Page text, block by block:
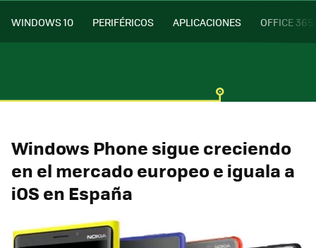
WINDOWS 10 PERIFÉRICOS APLICACIONES OFFICE 365
Windows Phone sigue creciendo
en el mercado europeo e iguala a
iOS en España